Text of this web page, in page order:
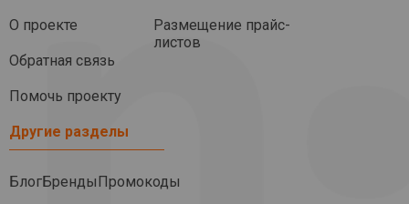
О проекте
Обратная связь
Помочь проекту
Размещение прайс-
листов
Другие разделы
БлогБрендыПромокоды